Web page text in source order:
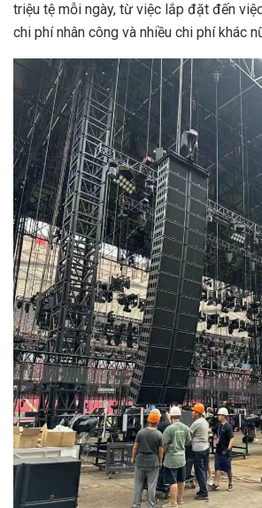
triệu tệ mỗi ngày, từ việc lắp đặt đến
chi phí nhân công và nhiều chi phí khác